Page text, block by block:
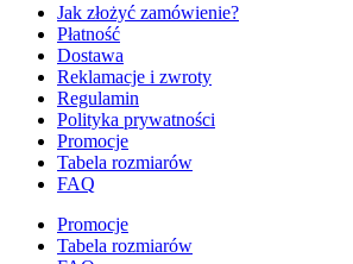
Jak złożyć zamówienie?
Płatność
Dostawa
Reklamacje i zwroty
Regulamin
Polityka prywatności
Promocje
Tabela rozmiarów
FAQ
Promocje
Tabela rozmiarów